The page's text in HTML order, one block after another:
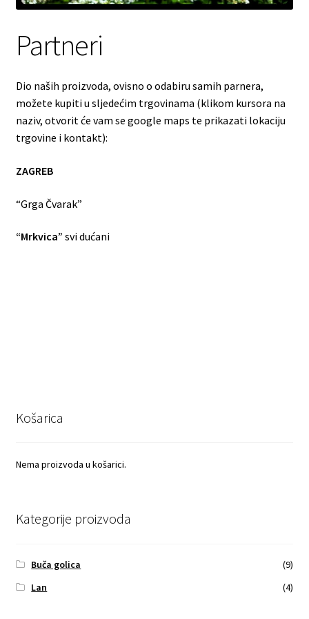
Partneri
Dio naših proizvoda, ovisno o odabiru samih parnera,
možete kupiti u sljedećim trgovinama (klikom kursora na
naziv, otvorit će vam se google maps te prikazati lokaciju
trgovine i kontakt):
ZAGREB
“Grga Čvarak”
“Mrkvica” svi dućani
Košarica
Nema proizvoda u košarici.
Kategorije proizvoda
Buča golica
(9)
Lan
(4)